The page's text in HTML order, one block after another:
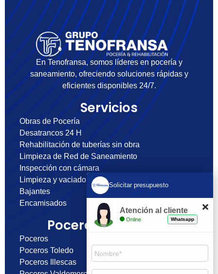
En Tenofransa, somos líderes en pocería y
saneamiento, ofreciendo soluciones rápidas y
eficientes disponibles 24/7.
Servicios
Obras de Pocería
Desatrancos 24 H
Rehabilitación de tuberías sin obra
Limpieza de Red de Saneamiento
Inspección con cámara
Limpieza y vaciado de fosas sépticas
Bajantes
Encamisados
Poceros cerca de ti
Poceros
Poceros Toledo
Poceros Illescas
Solicitar presupuesto
Atención al cliente
Online Whatsapp